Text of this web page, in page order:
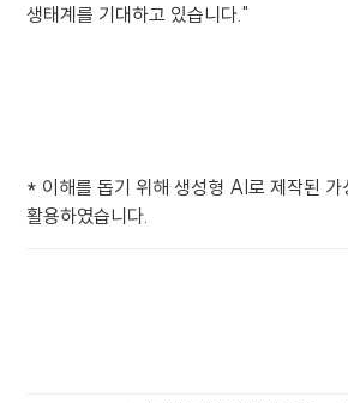
생태계를 기대하고 있습니다."
* 이해를 돕기 위해 생성형 AI로 제작된 가
활용하였습니다.